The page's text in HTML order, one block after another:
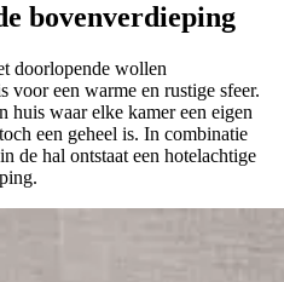
bovenverdieping
doorlopende wollen
voor een warme en rustige sfeer.
huis waar elke kamer een eigen
een geheel is. In combinatie
de hal ontstaat een hotelachtige